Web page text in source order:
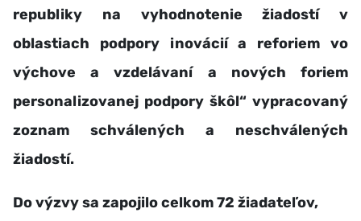
republiky na vyhodnotenie žiadostí v
oblastiach podpory inovácií a reforiem vo
výchove a vzdelávaní a nových foriem
personalizovanej podpory škôl“ vypracovaný
zoznam schválených a neschválených
žiadostí.
Do výzvy sa zapojilo celkom 72 žiadateľov,